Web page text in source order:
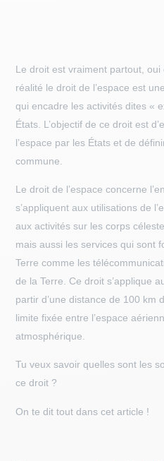
Le droit est vraiment partout, oui
réalité le droit de l’espace est
qui encadre les activités dites «
États. L’objectif de ce droit est
l’espace par les États et de
commune.
Le droit de l’espace concerne
s’appliquent aux utilisations de
aux activités sur les corps
mais aussi les services qui sont
Terre comme les
de la Terre. Ce droit s’applique
partir d’une distance de 100 km
limite fixée entre l’espace
atmosphérique.
Tu veux savoir quelles sont les
ce droit ?
On te dit tout dans cet article !